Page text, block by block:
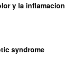
y la inflamacion
syndrome